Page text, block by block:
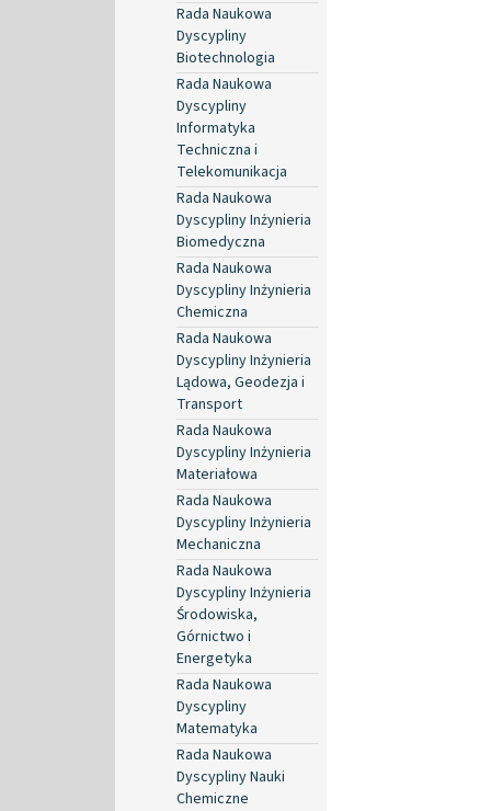
Rada Naukowa
Dyscypliny
Biotechnologia
Rada Naukowa
Dyscypliny
Informatyka
Techniczna i
Telekomunikacja
Rada Naukowa
Dyscypliny Inżynieria
Biomedyczna
Rada Naukowa
Dyscypliny Inżynieria
Chemiczna
Rada Naukowa
Dyscypliny Inżynieria
Lądowa, Geodezja i
Transport
Rada Naukowa
Dyscypliny Inżynieria
Materiałowa
Rada Naukowa
Dyscypliny Inżynieria
Mechaniczna
Rada Naukowa
Dyscypliny Inżynieria
Środowiska,
Górnictwo i
Energetyka
Rada Naukowa
Dyscypliny
Matematyka
Rada Naukowa
Dyscypliny Nauki
Chemiczne